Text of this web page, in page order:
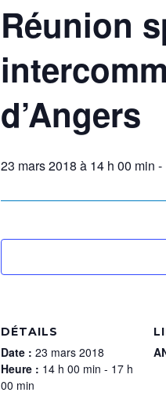
Réunion
d’Angers
23 mars 2018 à 14 h 00 min -
DÉTAILS
Date : 23 mars 2018
Heure : 14 h 00 min - 17 h
00 min